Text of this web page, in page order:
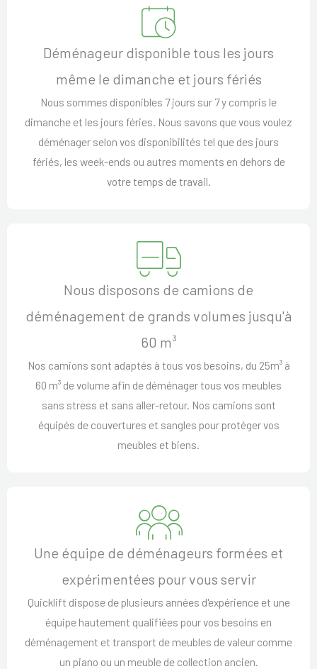
Déménageur disponible tous les jours
même le dimanche et jours fériés
Nous sommes disponibles 7 jours sur 7 y compris le
dimanche et les jours féries. Nous savons que vous voulez
déménager selon vos disponibilités tel que des jours
fériés, les week-ends ou autres moments en dehors de
votre temps de travail.
Nous disposons de camions de
déménagement de grands volumes jusqu'à
60 m³
Nos camions sont adaptés à tous vos besoins, du 25m³ à
60 m³ de volume afin de déménager tous vos meubles
sans stress et sans aller-retour. Nos camions sont
équipés de couvertures et sangles pour protéger vos
meubles et biens.
Une équipe de déménageurs formées et
expérimentées pour vous servir
Quicklift dispose de plusieurs années d'expérience et une
équipe hautement qualifiées pour vos besoins en
déménagement et transport de meubles de valeur comme
un piano ou un meuble de collection ancien.